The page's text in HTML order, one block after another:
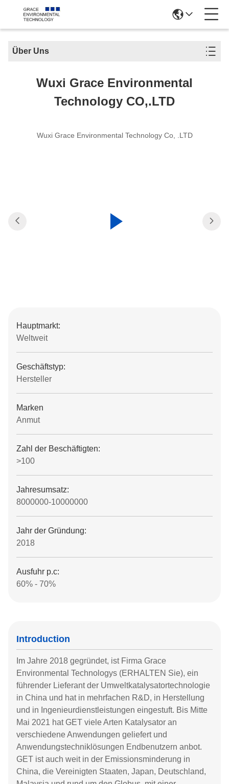
Über Uns
Wuxi Grace Environmental
Technology CO,.LTD
Wuxi Grace Environmental Technology Co, .LTD
Hauptmarkt:
Weltweit
Geschäftstyp:
Hersteller
Marken
Anmut
Zahl der Beschäftigten:
>100
Jahresumsatz:
8000000-10000000
Jahr der Gründung:
2018
Ausfuhr p.c:
60% - 70%
Introduction
Im Jahre 2018 gegründet, ist Firma Grace
Environmental Technologys (ERHALTEN Sie), ein
führender Lieferant der Umweltkatalysatortechnologie
in China und hat in mehrfachen R&D, in Herstellung
und in Ingenieurdienstleistungen eingestuft. Bis Mitte
Mai 2021 hat GET viele Arten Katalysator an
verschiedene Anwendungen geliefert und
Anwendungstechniklösungen Endbenutzern anbot.
GET ist auch weit in der Emissionsminderung in
China, die Vereinigten Staaten, Japan, Deutschland,